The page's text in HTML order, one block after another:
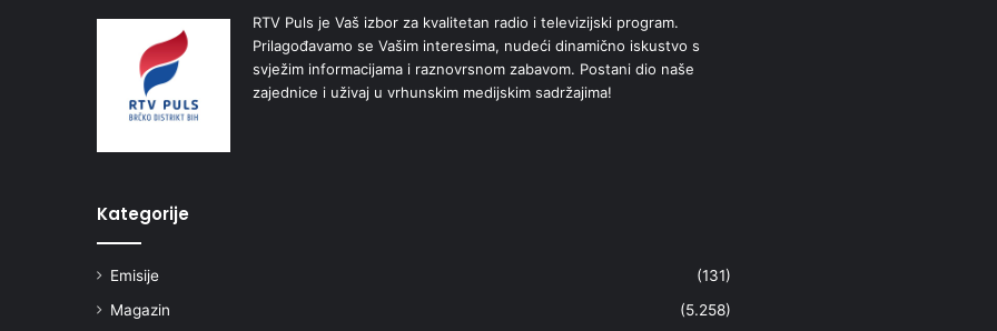
RTV Puls je Vaš izbor za kvalitetan radio i televizijski program.
Prilagođavamo se Vašim interesima, nudeći dinamično iskustvo s
svježim informacijama i raznovrsnom zabavom. Postani dio naše
zajednice i uživaj u vrhunskim medijskim sadržajima!
Kategorije
Emisije
(131)
Magazin
(5.258)